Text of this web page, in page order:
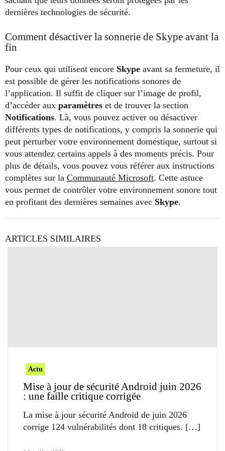
dernières technologies de sécurité.
Comment désactiver la sonnerie de Skype avant la
fin
Pour ceux qui utilisent encore Skype avant sa fermeture, il
est possible de gérer les notifications sonores de
l’application. Il suffit de cliquer sur l’image de profil,
d’accéder aux paramètres et de trouver la section
Notifications. Là, vous pouvez activer ou désactiver
différents types de notifications, y compris la sonnerie qui
peut perturber votre environnement domestique, surtout si
vous attendez certains appels à des moments précis. Pour
plus de détails, vous pouvez vous référer aux instructions
complètes sur la Communauté Microsoft. Cette astuce
vous permet de contrôler votre environnement sonore tout
en profitant des dernières semaines avec Skype.
ARTICLES SIMILAIRES
Actu
Mise à jour de sécurité Android juin 2026
: une faille critique corrigée
La mise à jour sécurité Android de juin 2026
corrige 124 vulnérabilités dont 18 critiques.